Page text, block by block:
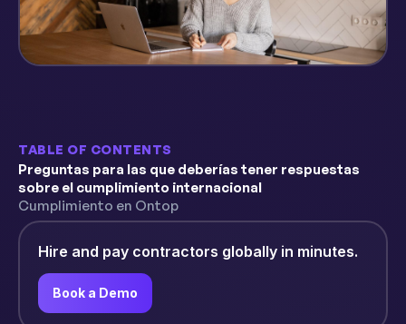
TABLE OF CONTENTS
Preguntas para las que deberías tener respuestas
sobre el cumplimiento internacional
Cumplimiento en Ontop
Hire and pay contractors globally in minutes.
Book a Demo